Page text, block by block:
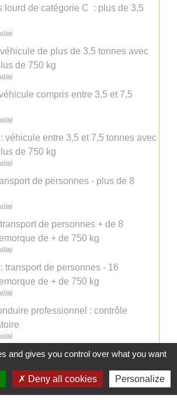
lourd de catégorie C : plus de 3,5
de plus de 3,5 tonnes avec
de 750 kg
compris entre 3,5 et 7,5
véhicule entre 3,5 et 7,5 tonnes avec
de 750 kg
de personnes - plus de 8
de personnes + de 8
de + de 750 kg
transport de personnes - 16
de + de 750 kg
professionnel : contrôle
and gives you control over what you want
Deny all cookies Personalize